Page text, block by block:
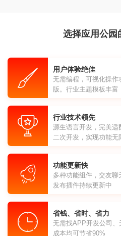
选择应用公园
用户体验绝佳
无需编程，可视化操
版。行业主题模板丰富
行业技术领先
源生语言开发，完美
二次开发，实现功能无
功能更新快
多种功能组件，交友
发布插件持续更新中
省钱、省时、省力
无需找APP开发公司
成本均可节省90%